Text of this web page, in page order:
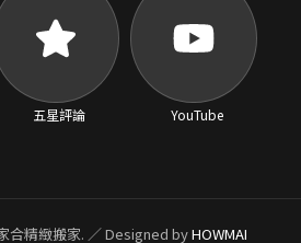
五星評論 YouTube
合精緻搬家. ／ Designed byHOWMAI